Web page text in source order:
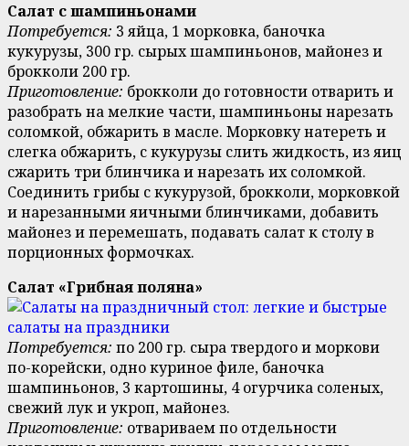
Салат с шампиньонами
Потребуется: 3 яйца, 1 морковка, баночка
кукурузы, 300 гр. сырых шампиньонов, майонез и
брокколи 200 гр.
Приготовление: брокколи до готовности отварить и
разобрать на мелкие части, шампиньоны нарезать
соломкой, обжарить в масле. Морковку натереть и
слегка обжарить, с кукурузы слить жидкость, из яиц
сжарить три блинчика и нарезать их соломкой.
Соединить грибы с кукурузой, брокколи, морковкой
и нарезанными яичными блинчиками, добавить
майонез и перемешать, подавать салат к столу в
порционных формочках.
Салат «Грибная поляна»
Потребуется: по 200 гр. сыра твердого и моркови
по-корейски, одно куриное филе, баночка
шампиньонов, 3 картошины, 4 огурчика соленых,
свежий лук и укроп, майонез.
Приготовление: отвариваем по отдельности